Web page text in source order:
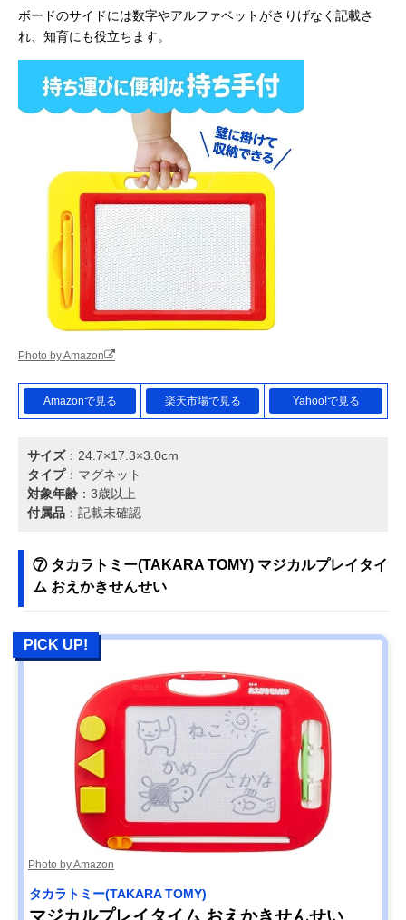
ボードのサイドには数字やアルファベットがさりげなく記載さ
れ、知育にも役立ちます。
Photo by Amazon
Amazonで見る 楽天市場で見る Yahoo!で見る
サイズ：24.7×17.3×3.0cm
タイプ：マグネット
対象年齢 ：3歳以上
付属品 ：記載未確認
⑦ タカラトミー(TAKARA TOMY) マジカルプレイタイ
ム おえかきせんせい
PICK UP!
Photo by Amazon
タカラトミー(TAKARA TOMY)
マジカルプレイタイム おえかきせんせい